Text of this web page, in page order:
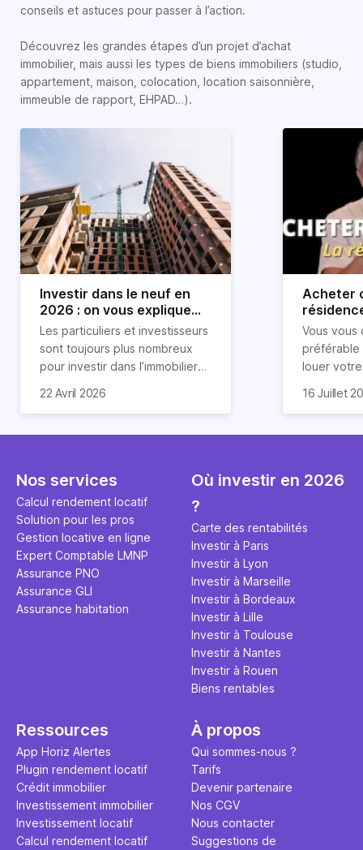
conseils et astuces pour passer à l’action.
Découvrez les grandes étapes d’un projet d’achat
immobilier, mais aussi les types de biens immobiliers (studio,
appartement, maison, colocation, location saisonnière,
immeuble de rapport, EHPAD…).
Investir dans le neuf en
2026 : on vous explique
tout !
Les particuliers et investisseurs
sont toujours plus nombreux
pour investir dans l’immobilier
nombreux avantages à choisir
expliquons tout dans cet
22 Avril 2026
Acheter
règle
révélée
Vous vous
préférable
louer
expert en
règle
ce secret
l'argent
principale
études et
16 Juillet
Nos services
Calcul rendement locatif
Solution pour les pros
Gestion locative en ligne
Expert Comptable LMNP
Assurance PNO
Assurance GLI
Assurance habitation
Où investir en 2026
?
Carte des rentabilités
Investir à Paris
Investir à Lyon
Investir à Marseille
Investir à Bordeaux
Investir à Lille
Investir à Toulouse
Investir à Nantes
Investir à Rouen
Biens rentables
Ressources
App Horiz Alertes
Plugin rendement locatif
Crédit immobilier
Investissement immobilier
Investissement locatif
Calcul rendement locatif
À propos
Qui sommes-nous ?
Tarifs
Devenir partenaire
Nos CGV
Nous contacter
Suggestions de